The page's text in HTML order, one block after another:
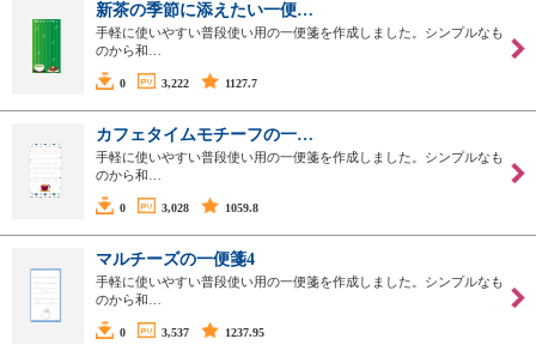
新茶の季節に添えたい一便…
手軽に使いやすい普段使い用の一便箋を作成しました。シンプルなも
のから和…
0 3,222 1127.7
カフェタイムモチーフの一…
手軽に使いやすい普段使い用の一便箋を作成しました。シンプルなも
のから和…
0 3,028 1059.8
マルチーズの一便箋4
手軽に使いやすい普段使い用の一便箋を作成しました。シンプルなも
のから和…
0 3,537 1237.95